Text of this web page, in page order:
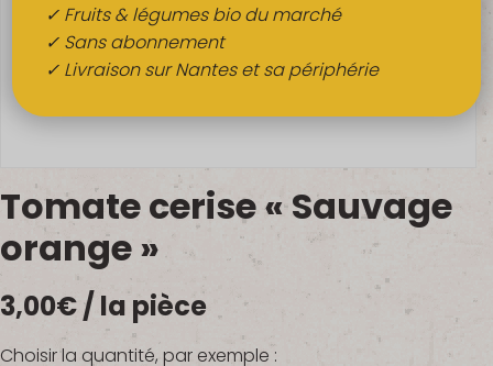
Épices
Boissons
QUI SOMMES-NOUS ?
FRUITS BIO AU BUREAU
NOS PRODUCTEURS
NOS MARCHÉS
Tomate cerise « Sauvage
orange »
3,00€/ la pièce
Choisir la quantité, par exemple :
✓ Fruits & légumes bio du marché
✓ Sans abonnement
✓ Livraison sur Nantes et sa périphérie